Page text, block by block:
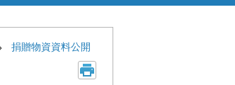
捐贈物資資料公開